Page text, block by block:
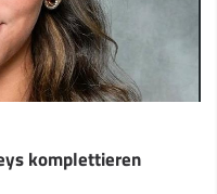
komplettieren